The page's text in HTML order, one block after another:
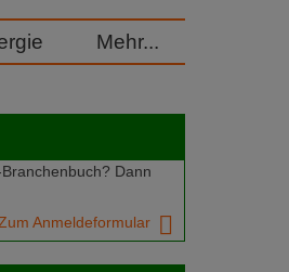
Mehr...
Dann
Anmeldeformular